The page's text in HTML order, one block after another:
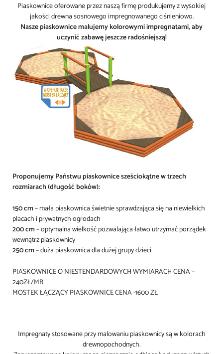
Piaskownice oferowane przez naszą firmę produkujemy z wysokiej
jakości drewna sosnowego impregnowanego ciśnieniowo.
Nasze piaskownice malujemy kolorowymi impregnatami, aby
uczynić zabawę jeszcze radośniejszą!
Proponujemy Państwu piaskownice sześciokątne w trzech
rozmiarach (długość boków):
150 cm– mała piaskownica świetnie sprawdzająca się na niewielkich
placach i prywatnych ogrodach
200 cm– optymalna wielkość pozwalająca łatwo utrzymać porządek
wewnątrz piaskownicy
250 cm– duża piaskownica dla dużej grupy dzieci
PIASKOWNICE O NIESTENDARDOWYCH WYMIARACH CENA –
240ZŁ/MB
MOSTEK ŁĄCZĄCY PIASKOWNICE CENA -1600 ZŁ
Impregnaty stosowane przy malowaniu piaskownicy są w kolorach
drewnopochodnych.